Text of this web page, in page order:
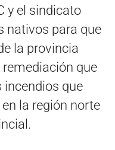
y el sindicato
nativos para que
la provincia
que
incendios que
la región norte